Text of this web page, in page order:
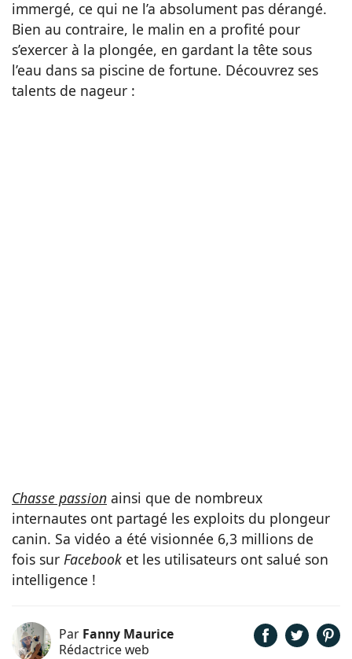
immergé, ce qui ne l’a absolument pas dérangé.
Bien au contraire, le malin en a profité pour
s’exercer à la plongée, en gardant la tête sous
l’eau dans sa piscine de fortune. Découvrez ses
talents de nageur :
Chasse passion ainsi que de nombreux
internautes ont partagé les exploits du plongeur
canin. Sa vidéo a été visionnée 6,3 millions de
fois sur Facebook et les utilisateurs ont salué son
intelligence !
Par Fanny Maurice
Rédactrice web